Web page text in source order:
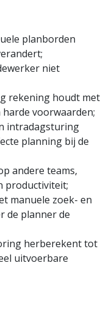
planborden
niet
rekening houdt met
voorwaarden;
intradagsturing
planning bij de
andere teams,
productiviteit;
manuele zoek- en
de planner de
herberekent tot
uitvoerbare